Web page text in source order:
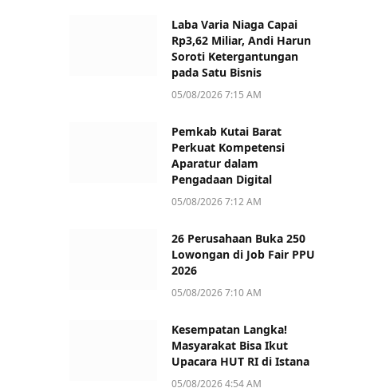
Laba Varia Niaga Capai
Rp3,62 Miliar, Andi Harun
Soroti Ketergantungan
pada Satu Bisnis
05/08/2026 7:15 AM
Pemkab Kutai Barat
Perkuat Kompetensi
Aparatur dalam
Pengadaan Digital
05/08/2026 7:12 AM
26 Perusahaan Buka 250
Lowongan di Job Fair PPU
2026
05/08/2026 7:10 AM
Kesempatan Langka!
Masyarakat Bisa Ikut
Upacara HUT RI di Istana
05/08/2026 4:54 AM